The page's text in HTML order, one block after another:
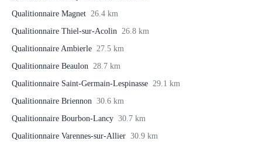
Qualitionnaire Magnet 26.4 km
Qualitionnaire Thiel-sur-Acolin 26.8 km
Qualitionnaire Ambierle 27.5 km
Qualitionnaire Beaulon 28.7 km
Qualitionnaire Saint-Germain-Lespinasse 29.1 km
Qualitionnaire Briennon 30.6 km
Qualitionnaire Bourbon-Lancy 30.7 km
Qualitionnaire Varennes-sur-Allier 30.9 km